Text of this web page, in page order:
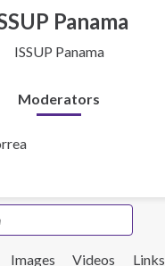
Panama
ISSUP Panama
Moderators
Images Videos Links